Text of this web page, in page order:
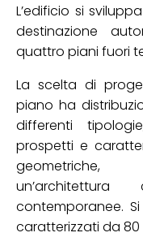
L’edificio si
destinazione
quattro piani fuori
La scelta di
piano ha
differenti
prospetti e
geometriche,
contemporanee.
caratterizzati da